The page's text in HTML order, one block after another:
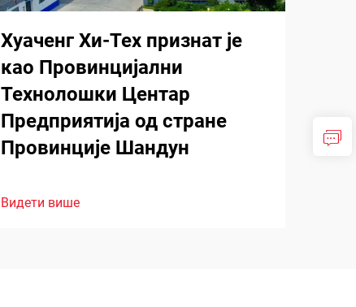
Хуаченг Хи-Тех признат је
као Провинцијални
Технолошки Центар
Предприятија од стране
Провинције Шандун
Видети више